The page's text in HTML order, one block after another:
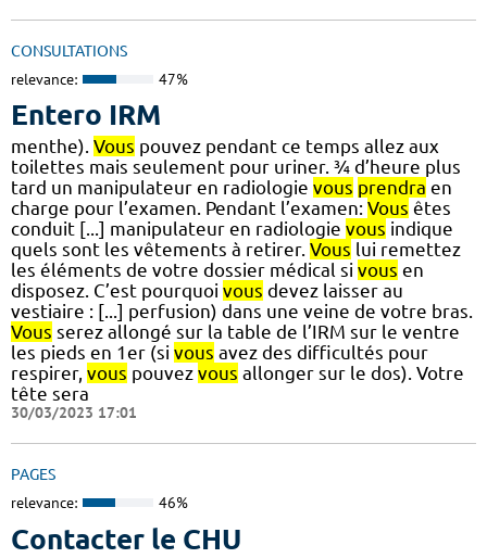
CONSULTATIONS
relevance: 47%
Entero IRM
menthe). Vous pouvez pendant ce temps allez aux
toilettes mais seulement pour uriner. ¾ d’heure plus
tard un manipulateur en radiologie vous prendra en
charge pour l’examen. Pendant l’examen: Vous êtes
conduit [...] manipulateur en radiologie vous indique
quels sont les vêtements à retirer. Vous lui remettez
les éléments de votre dossier médical si vous en
disposez. C’est pourquoi vous devez laisser au
vestiaire : [...] perfusion) dans une veine de votre bras.
Vous serez allongé sur la table de l’IRM sur le ventre
les pieds en 1er (si vous avez des difficultés pour
respirer, vous pouvez vous allonger sur le dos). Votre
tête sera
30/03/2023 17:01
PAGES
relevance: 46%
Contacter le CHU